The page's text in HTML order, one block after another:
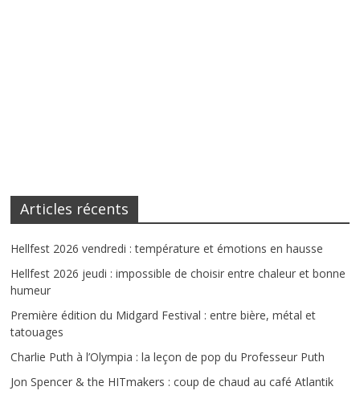
Articles récents
Hellfest 2026 vendredi : température et émotions en hausse
Hellfest 2026 jeudi : impossible de choisir entre chaleur et bonne
humeur
Première édition du Midgard Festival : entre bière, métal et
tatouages
Charlie Puth à l’Olympia : la leçon de pop du Professeur Puth
Jon Spencer & the HITmakers : coup de chaud au café Atlantik